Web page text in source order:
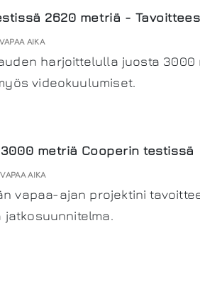
2620 metriä -
VAPAA AIKA
harjoittelulla juosta
videokuulumiset.
metriä Cooperin testissä
VAPAA AIKA
vapaa-ajan projektini